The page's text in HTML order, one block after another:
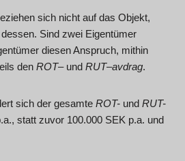
sich nicht auf das Objekt,
Sind zwei Eigentümer
diesen Anspruch, mithin
den ROT– und RUT–avdrag.
sich der gesamte ROT- und RUT-
statt zuvor 100.000 SEK p.a. und
Swedish